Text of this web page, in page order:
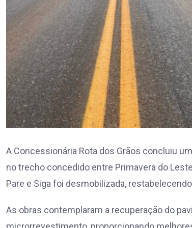
A Concessionária Rota dos Grãos concluiu
no trecho concedido entre Primavera do
Pare e Siga foi desmobilizada,
As obras contemplaram a recuperação do